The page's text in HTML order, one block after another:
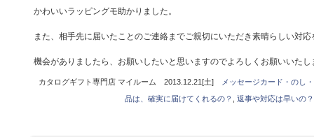
かわいいラッピングモ助かりました。
また、相手先に届いたことのご連絡までご親切にいただき素晴らしい対
機会がありましたら、お願いしたいと思いますのでよろしくお願いいたし
カタログギフト専門店 マイルーム 2013.12.21[土]
メッセージカード・のし
品は、確実に届けてくれるの？
返事や対応は早いの？